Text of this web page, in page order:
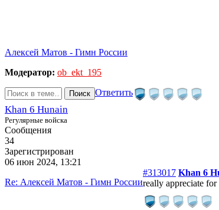
Алексей Матов - Гимн России
Модератор: ob_ekt_195
Поиск Ответить
Khan 6 Hunain
Регулярные войска
Сообщения
34
Зарегистрирован
06 июн 2024, 13:21
Re: Алексей Матов - Гимн России
#313017 Khan 6
really appreciate